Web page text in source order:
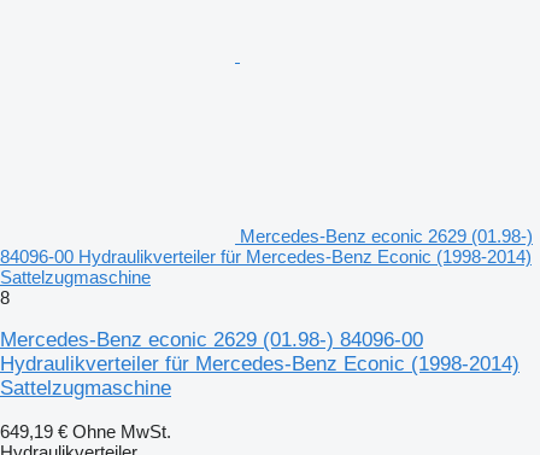
Mercedes-Benz econic 2629 (01.98-)
84096-00 Hydraulikverteiler für Mercedes-Benz Econic (1998-2014)
Sattelzugmaschine
8
Mercedes-Benz econic 2629 (01.98-) 84096-00
Hydraulikverteiler für Mercedes-Benz Econic (1998-2014)
Sattelzugmaschine
649,19 € Ohne MwSt.